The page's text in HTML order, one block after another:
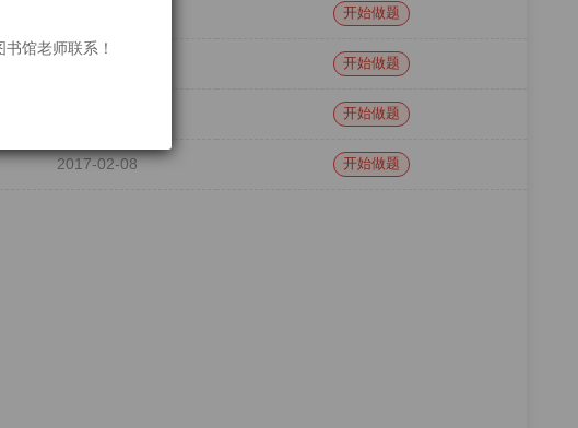
馆老师联系！
开始做题
开始做题
开始做题
2017-02-08 开始做题